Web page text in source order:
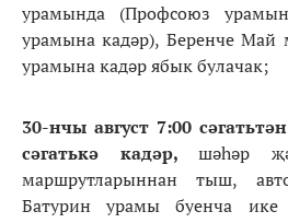
урамында (Профсоюз
урамына кадәр), Беренче Май
урамына кадәр ябык булачак;
30-нчы август 7:00
сәгатькә кадәр, шәһәр
маршрутларыннан тыш,
Батурин урамы буенча